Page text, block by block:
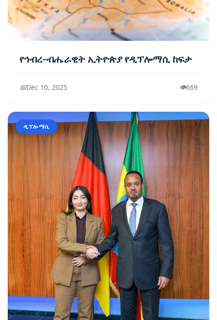
የኅብረ-ብሔራዊት ኢትዮጵያ የዲፕሎማሲ ከፍታ
📅Dec 10, 2025 👁️669
ዲፕሎማሲ